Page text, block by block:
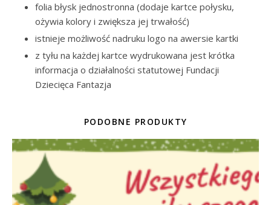
folia błysk jednostronna (dodaje kartce połysku,
ożywia kolory i zwiększa jej trwałość)
istnieje możliwość nadruku logo na awersie kartki
z tyłu na każdej kartce wydrukowana jest krótka
informacja o działalności statutowej Fundacji
Dziecięca Fantazja
PODOBNE PRODUKTY